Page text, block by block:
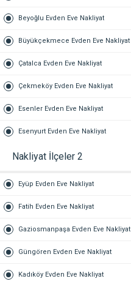
Beyoğlu Evden Eve Nakliyat
Büyükçekmece Evden Eve Nakliyat
Çatalca Evden Eve Nakliyat
Çekmeköy Evden Eve Nakliyat
Esenler Evden Eve Nakliyat
Esenyurt Evden Eve Nakliyat
Nakliyat İlçeler 2
Eyüp Evden Eve Nakliyat
Fatih Evden Eve Nakliyat
Gaziosmanpaşa Evden Eve Nakliyat
Güngören Evden Eve Nakliyat
Kadıköy Evden Eve Nakliyat